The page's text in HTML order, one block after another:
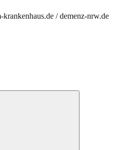
/ demenz-nrw.de